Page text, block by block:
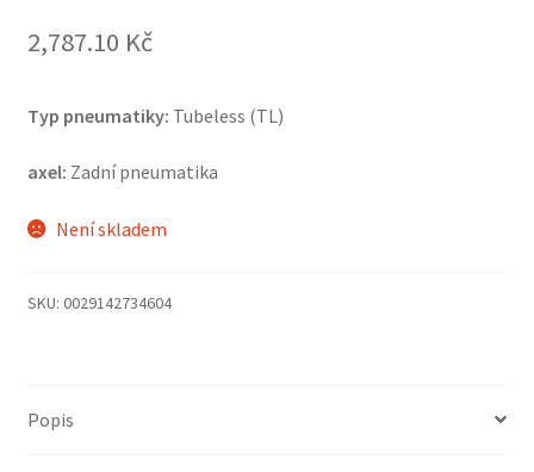
2,787.10 Kč
Typ pneumatiky: Tubeless (TL)
axel: Zadní pneumatika
Není skladem
SKU: 0029142734604
Popis